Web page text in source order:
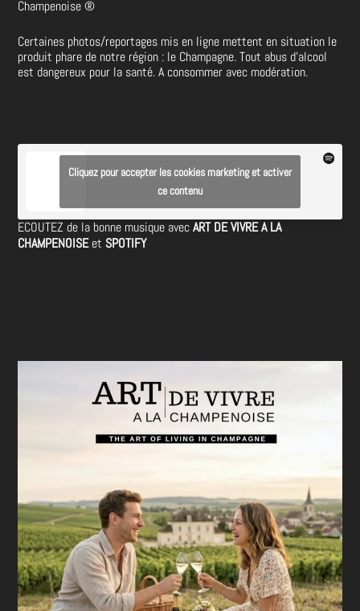
Champenoise®
Certaines photos/reportages mis en ligne mettent en situation le
produit phare de notre région : le Champagne. Tout abus d’alcool
est dangereux pour la santé. A consommer avec modération.
Cliquez pour accepter les cookies marketing et activer
ce contenu
ECOUTEZ de la bonne musique avecART DE VIVRE A LA
CHAMPENOISEet SPOTIFY